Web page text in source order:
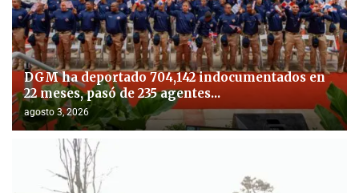
DGM ha deportado 704,142 indocumentados en
22 meses, pasó de 235 agentes...
agosto 3, 2026